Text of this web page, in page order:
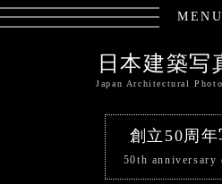
MENU
日本建築写
Japan Architectural
創立50周
50th anniversary